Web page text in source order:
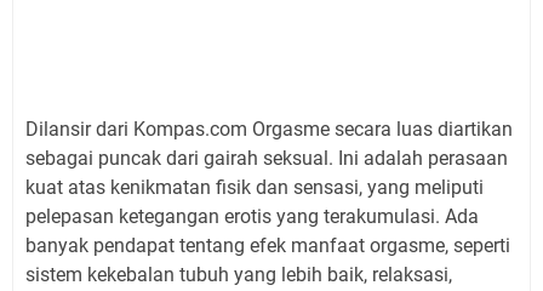
Dilansir dari Kompas.com Orgasme secara luas diartikan
sebagai puncak dari gairah seksual. Ini adalah perasaan
kuat atas kenikmatan fisik dan sensasi, yang meliputi
pelepasan ketegangan erotis yang terakumulasi. Ada
banyak pendapat tentang efek manfaat orgasme, seperti
sistem kekebalan tubuh yang lebih baik, relaksasi,